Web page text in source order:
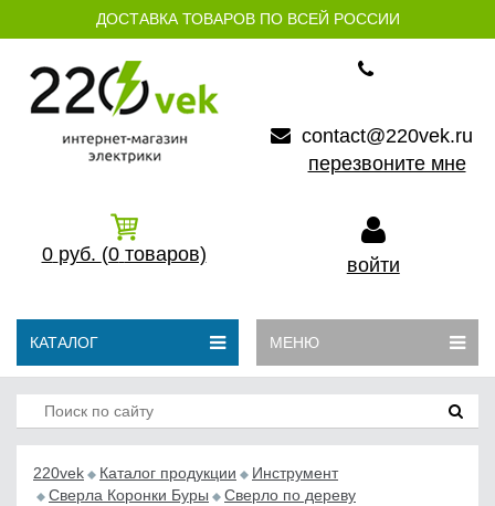
ДОСТАВКА ТОВАРОВ ПО ВСЕЙ РОССИИ
contact@220vek.ru
перезвоните мне
0 руб. (0 товаров) войти
КАТАЛОГ МЕНЮ
220vek Каталог продукции
Инструмент
Сверла Коронки Буры
Сверло по дереву